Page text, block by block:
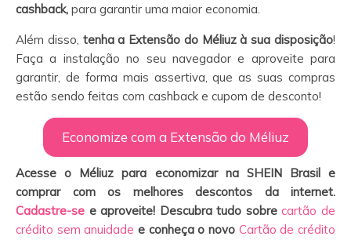
cashback, para garantir uma maior economia.
Além disso, tenha a Extensão do Méliuz à sua disposição!
Faça a instalação no seu navegador e aproveite para
garantir, de forma mais assertiva, que as suas compras
estão sendo feitas com cashback e cupom de desconto!
Economize com a Extensão do Méliuz
Acesse o Méliuz para economizar na SHEIN Brasil e
comprar com os melhores descontos da internet.
Cadastre-se e aproveite! Descubra tudo sobre cartão de
crédito sem anuidade e conheça o novo Cartão de crédito